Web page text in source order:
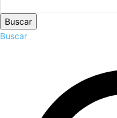
Buscar
Buscar